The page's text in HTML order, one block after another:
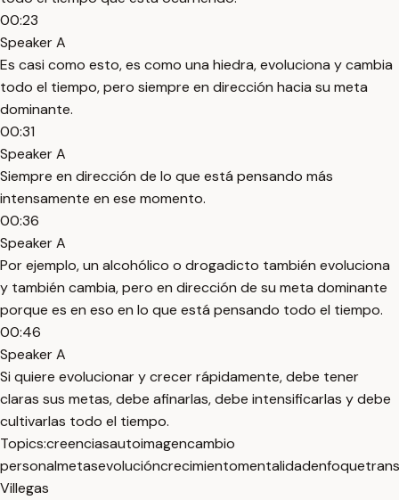
00:23
Speaker A
Es casi como esto, es como una hiedra, evoluciona y cambia
todo el tiempo, pero siempre en dirección hacia su meta
dominante.
00:31
Speaker A
Siempre en dirección de lo que está pensando más
intensamente en ese momento.
00:36
Speaker A
Por ejemplo, un alcohólico o drogadicto también evoluciona
y también cambia, pero en dirección de su meta dominante
porque es en eso en lo que está pensando todo el tiempo.
00:46
Speaker A
Si quiere evolucionar y crecer rápidamente, debe tener
claras sus metas, debe afinarlas, debe intensificarlas y debe
cultivarlas todo el tiempo.
Topics:creenciasautoimagencambio
personalmetasevolucióncrecimientomentalidadenfoque
Villegas